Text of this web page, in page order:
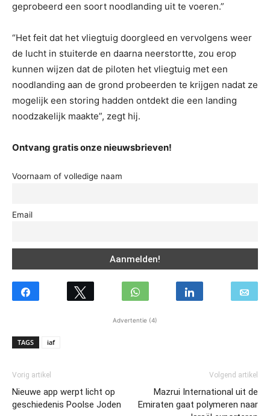
geprobeerd een soort noodlanding uit te voeren.”
“Het feit dat het vliegtuig doorgleed en vervolgens weer
de lucht in stuiterde en daarna neerstortte, zou erop
kunnen wijzen dat de piloten het vliegtuig met een
noodlanding aan de grond probeerden te krijgen nadat ze
mogelijk een storing hadden ontdekt die een landing
noodzakelijk maakte”, zegt hij.
Ontvang gratis onze nieuwsbrieven!
Voornaam of volledige naam
Email
Advertentie (4)
TAGS iaf
Vorig artikel
Nieuwe app werpt licht op
geschiedenis Poolse Joden
Volgend artikel
Mazrui International uit de
Emiraten gaat polymeren naar